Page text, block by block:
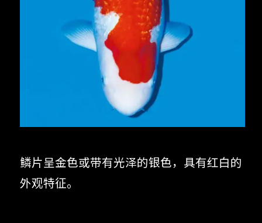
鳞片呈金色或带有光泽的银色，具有红白的
外观特征。